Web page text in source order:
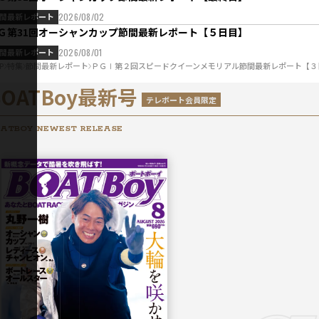
最新レポート 2026/08/02
第31回オーシャンカップ節間最新レポート【５日目】
最新レポート 2026/08/01
節間最新レポート ＰＧⅠ第２回スピードクイーンメモリアル節間最新レポート【
最新号 テレボート会員限定
NEWEST RELEASE
2026年
8月号